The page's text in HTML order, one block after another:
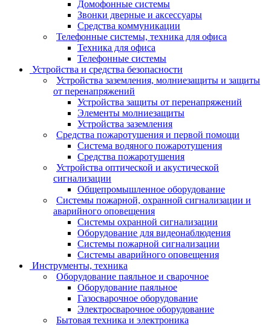
Домофонные системы
Звонки дверные и аксессуары
Средства коммуникации
Телефонные системы, техника для офиса
Техника для офиса
Телефонные системы
Устройства и средства безопасности
Устройства заземления, молниезащиты и защиты
от перенапряжений
Устройства защиты от перенапряжений
Элементы молниезащиты
Устройства заземления
Средства пожаротушения и первой помощи
Система водяного пожаротушения
Средства пожаротушения
Устройства оптической и акустической
сигнализации
Общепромышленное оборудование
Системы пожарной, охранной сигнализации и
аварийного оповещения
Системы охранной сигнализации
Оборудование для видеонаблюдения
Системы пожарной сигнализации
Системы аварийного оповещения
Инструменты, техника
Оборудование паяльное и сварочное
Оборудование паяльное
Газосварочное оборудование
Электросварочное оборудование
Бытовая техника и электроника